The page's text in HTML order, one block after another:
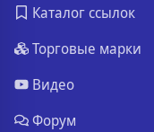
Каталог ссылок
Торговые марки
Видео
Форум